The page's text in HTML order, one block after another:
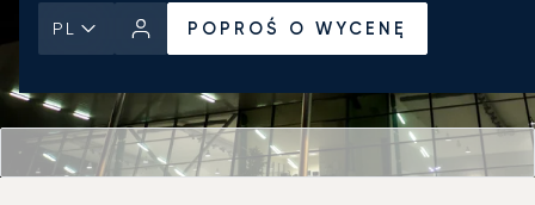
PL POPROŚ O WYCENĘ